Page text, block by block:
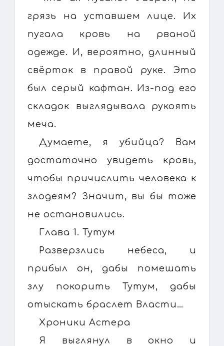
грязь на уставшем лице. Их
пугала кровь на рваной
одежде. И, вероятно, длинный
свёрток в правой руке. Это
был серый кафтан. Из-под его
складок выглядывала рукоять
меча.
Думаете, я убийца? Вам
достаточно увидеть кровь,
чтобы причислить человека к
злодеям? Значит, вы бы тоже
не остановились.
Глава 1. Тутум
Разверзлись небеса, и
прибыл он, дабы помешать
злу покорить Тутум, дабы
отыскать браслет Власти…
Хроники Астера
Я выглянул в окно и